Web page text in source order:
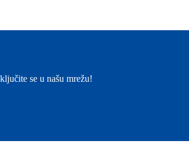
se u našu mrežu!